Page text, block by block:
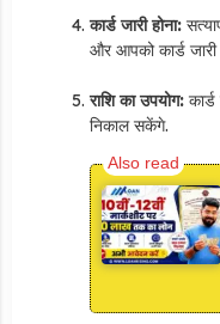
कार्ड जारी होना:
और आपको कार्ड जारी
राशि का उपयोग:
निकाल सकेंगे.